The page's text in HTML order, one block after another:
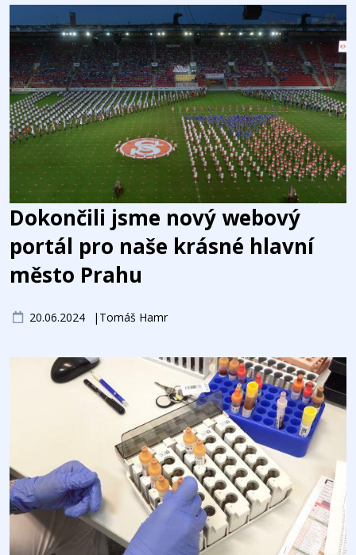
Dokončili jsme nový webový
portál pro naše krásné hlavní
město Prahu
20.06.2024 Tomáš Hamr